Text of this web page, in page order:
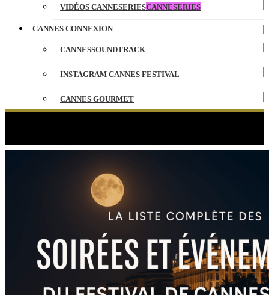
VIDÉOS CANNESERIESCANNESERIES
CANNES CONNEXION
CANNESSOUNDTRACK
INSTAGRAM CANNES FESTIVAL
CANNES GOURMET